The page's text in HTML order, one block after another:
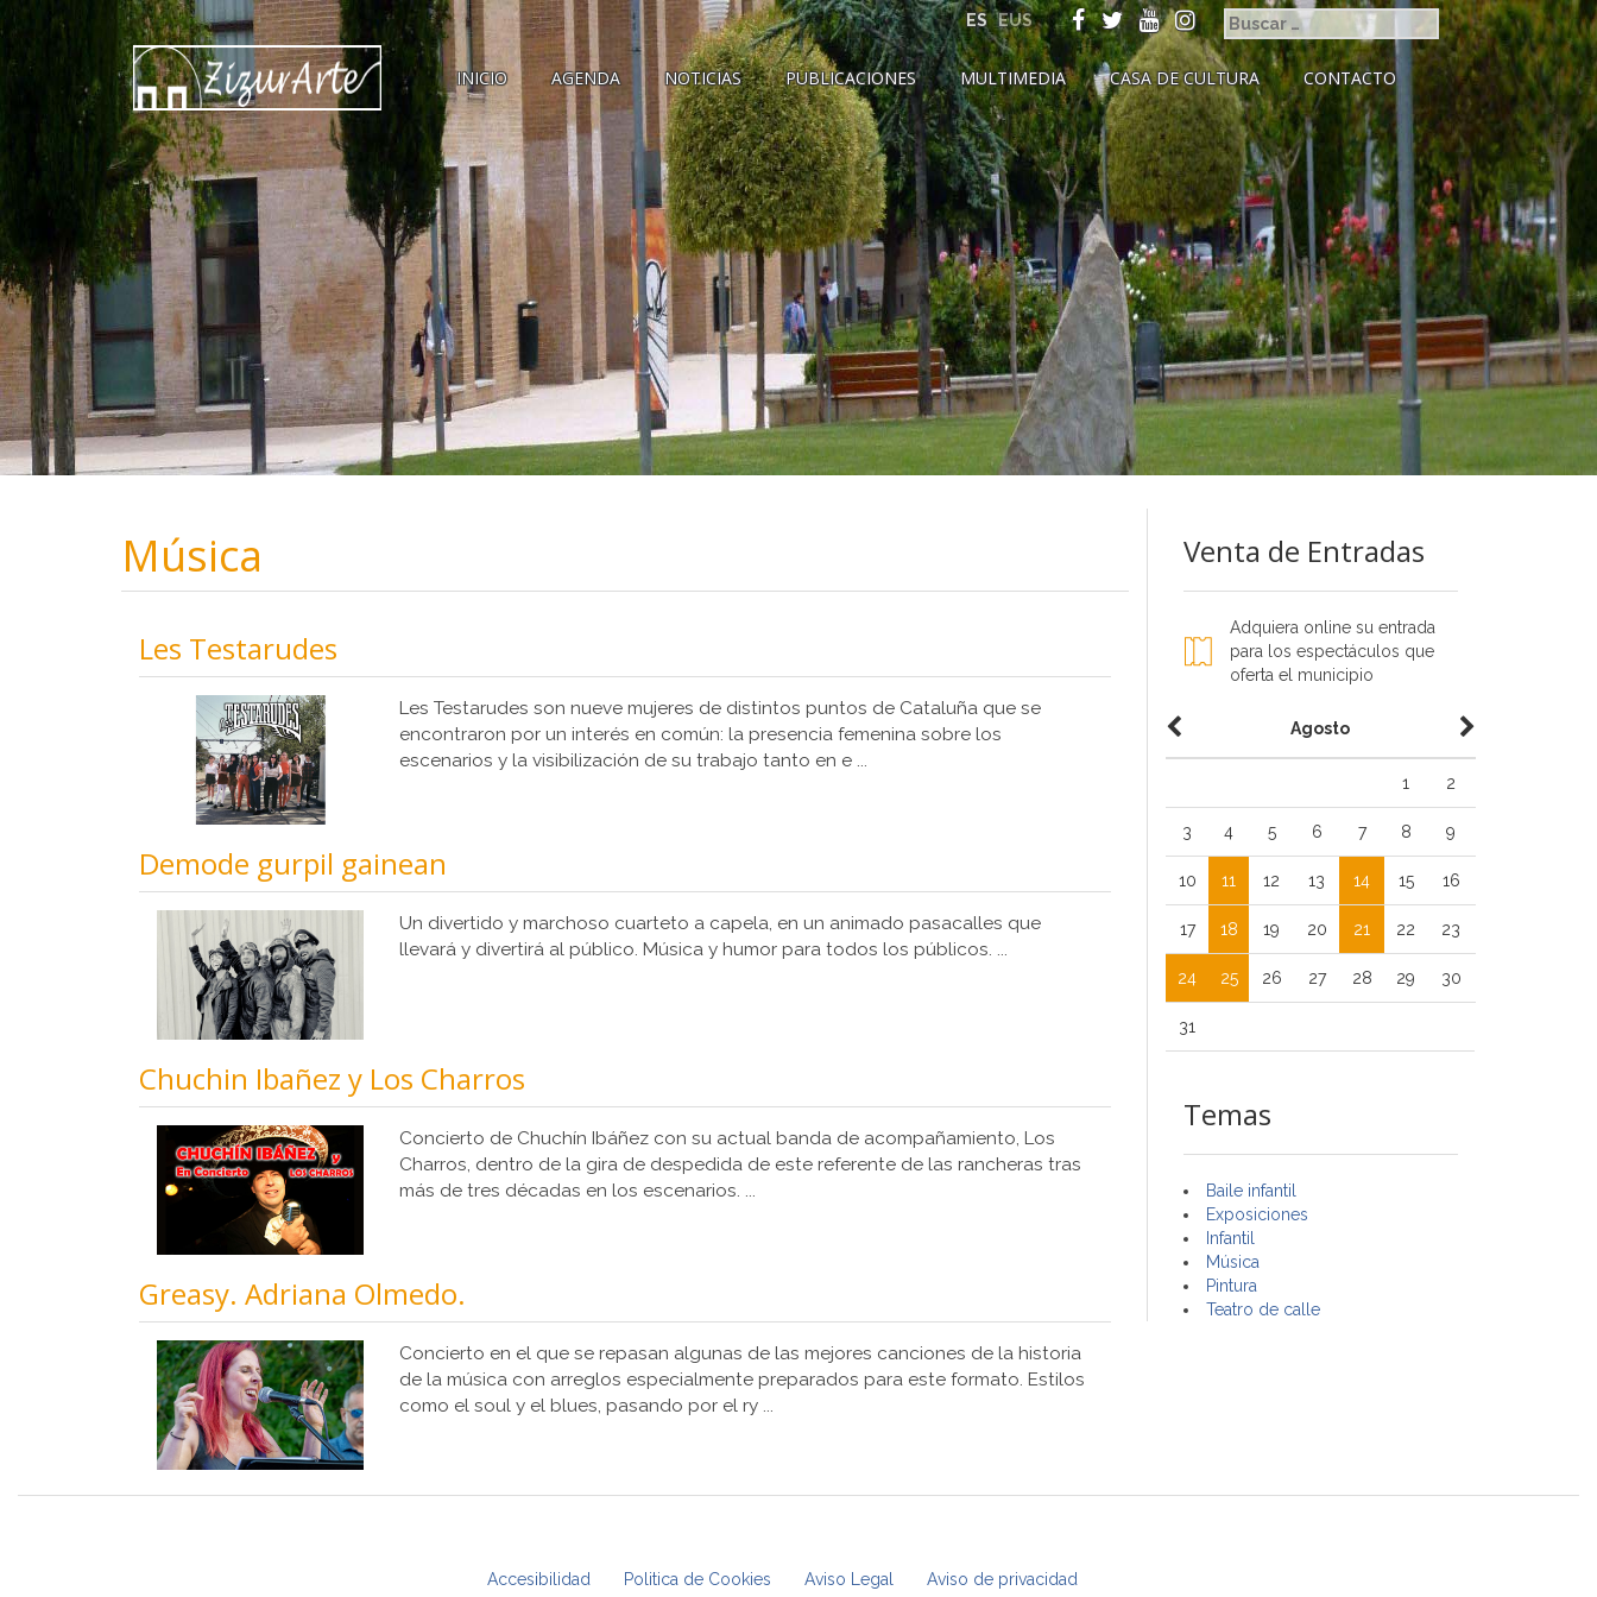
ES EUS
INICIO AGENDA NOTICIAS PUBLICACIONES MULTIMEDIA CASA DE CULTURA CONTACTO
Música
Les Testarudes
Les Testarudes son nueve mujeres de distintos puntos de Cataluña que se
encontraron por un interés en común: la presencia femenina sobre los
escenarios y la visibilización de su trabajo tanto en e ...
Demode gurpil gainean
Un divertido y marchoso cuarteto a capela, en un animado pasacalles que
llevará y divertirá al público. Música y humor para todos los públicos. ...
Chuchin Ibañez y Los Charros
Concierto de Chuchín Ibáñez con su actual banda de acompañamiento, Los
Charros, dentro de la gira de despedida de este referente de las rancheras tras
más de tres décadas en los escenarios. ...
Greasy. Adriana Olmedo.
Concierto en el que se repasan algunas de las mejores canciones de la historia
de la música con arreglos especialmente preparados para este formato. Estilos
como el soul y el blues, pasando por el ry ...
Venta de Entradas
Adquiera online su entrada
para los espectáculos que
oferta el municipio
Agosto
1 2
3 4 5 6 7 8 9
10 11 12 13 14 15 16
17 18 19 20 21 22 23
24 25 26 27 28 29 30
31
Temas
Baile infantil
Exposiciones
Infantil
Música
Pintura
Teatro de calle
Accesibilidad Politica de Cookies Aviso Legal Aviso de privacidad